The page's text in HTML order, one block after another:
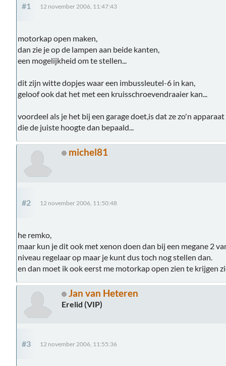
#1 12 november 2006, 11:47:43
motorkap open maken,
dan zie je op de lampen aan beide kanten,
een mogelijkheid om te stellen...
dit zijn witte dopjes waar een imbussleutel-6 in kan,
geloof ook dat het met een kruisschroevendraaier kan...
voordeel als je het bij een garage doet,is dat ze zo'n
die de juiste hoogte dan bepaald...
michel81
#2 12 november 2006, 11:50:48
he remko,
maar kun je dit ook met xenon doen dan bij een megane 2
niveau regelaar op maar je kunt dus toch nog stellen dan.
en dan moet ik ook eerst me motorkap open zien te krijgen
Jan van Heteren
Erelid (VIP)
#3 12 november 2006, 11:55:36